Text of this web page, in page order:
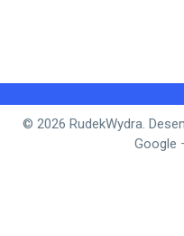
© 2026 RudekWydra.
Google